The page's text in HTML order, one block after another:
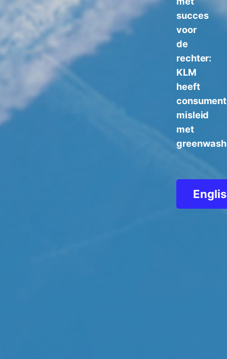
succes
voor
de
rechter:
KLM
heeft
misleid
met